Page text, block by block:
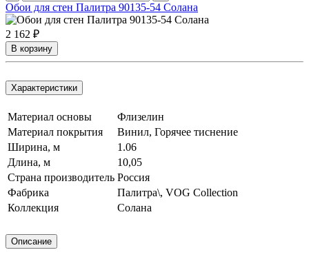
Обои для стен Палитра 90135-54 Солана
2 162 ₽
В корзину
Характеристики
Материал основы
Флизелин
Материал покрытия
Винил, Горячее тиснение
Ширина, м
1.06
Длина, м
10,05
Страна производитель Россия
Фабрика
Палитра\, VOG Collection
Коллекция
Солана
Описание